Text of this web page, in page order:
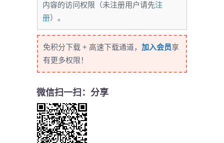
内容的访问权限（未注册用户请先注
册）。
免积分下载 + 高速下载通道， 加入会员享
有更多权限！
微信扫一扫：分享